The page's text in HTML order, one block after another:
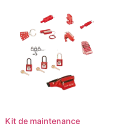
Kit de maintenance